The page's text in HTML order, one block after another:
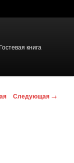
Гостевая книга
Следующая →